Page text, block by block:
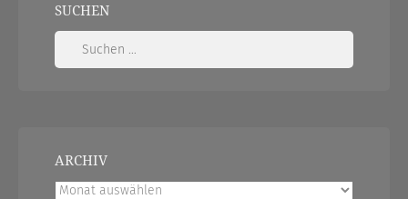
SUCHEN
Suchen
ARCHIV
Archiv